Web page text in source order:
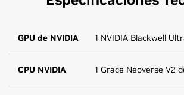
GPU de NVIDIA 1 NVIDIA Blackwell
CPU NVIDIA 1 Grace Neoverse V2